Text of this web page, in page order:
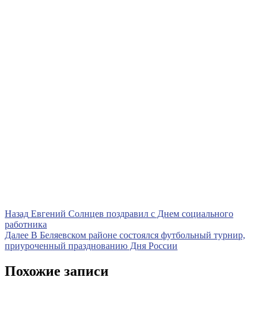
Навигация
по
записям
Назад Предыдущая
запись
Евгений Солнцев поздравил с Днем социального
работника
Далее Следующая
запись
В Беляевском районе состоялся футбольный турнир,
приуроченный празднованию Дня России
Похожие записи